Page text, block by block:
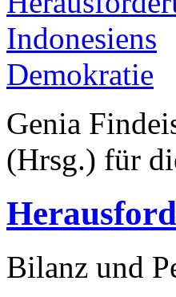
Genia
(Hrsg.) für
Bilanz und